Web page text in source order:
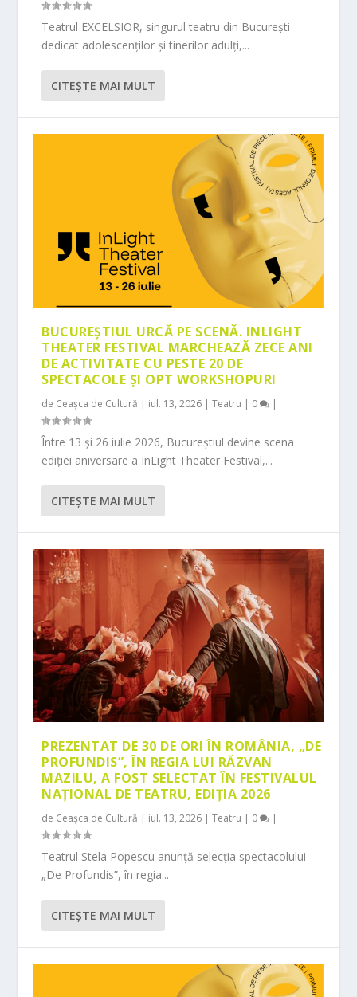
Teatrul EXCELSIOR, singurul teatru din București
dedicat adolescenților și tinerilor adulți,...
CITEŞTE MAI MULT
BUCUREȘTIUL URCĂ PE SCENĂ. INLIGHT
THEATER FESTIVAL MARCHEAZĂ ZECE ANI
DE ACTIVITATE CU PESTE 20 DE
SPECTACOLE ȘI OPT WORKSHOPURI
de Ceașca de Cultură | iul. 13, 2026 |Teatru | 0 |
Între 13 și 26 iulie 2026, Bucureștiul devine scena
ediției aniversare a InLight Theater Festival,...
CITEŞTE MAI MULT
PREZENTAT DE 30 DE ORI ÎN ROMÂNIA, „DE
PROFUNDIS”, ÎN REGIA LUI RĂZVAN
MAZILU, A FOST SELECTAT ÎN FESTIVALUL
NAȚIONAL DE TEATRU, EDIȚIA 2026
de Ceașca de Cultură | iul. 13, 2026 |Teatru | 0 |
Teatrul Stela Popescu anunță selecția spectacolului
„De Profundis”, în regia...
CITEŞTE MAI MULT